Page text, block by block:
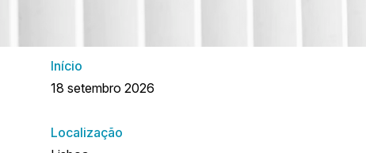
Início
18 setembro 2026
Localização